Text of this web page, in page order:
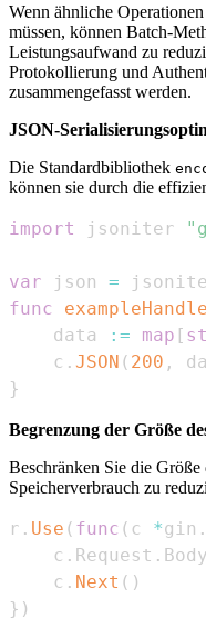
Wenn ähnliche
müssen, können Batch-
Leistungsaufwand zu
Protokollierung und
zusammengefasst werden.
JSON-
Die Standardbibliothek
können sie durch die
import jsoniter
var json =
func
    data
:= map [
    c
. JSON ( 200 ,
}
Begrenzung der Größe
Beschränken Sie die
Speicherverbrauch zu
r . Use ( func ( c *gin .
    c
. Request .
    c
. Next ( )
} )